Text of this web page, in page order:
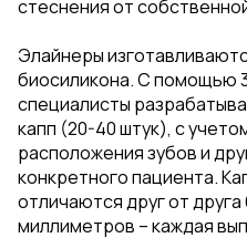
стеснения от
Элайнеры
биосиликона. С помощью
специалисты
капп (20-40 штук), с
расположения зубов и
конкретного пациента.
отличаются друг от
миллиметров – каждая